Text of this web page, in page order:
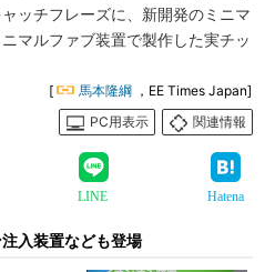
ッチフレーズに、新開発のミニマ
マルファブ装置で製作した実チッ
[ 馬本隆綱 ，EE Times Japan]
PC用表示
関連情報
LINE Hatena
入装置なども登場